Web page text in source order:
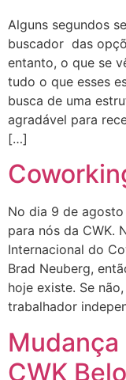
Alguns segundos
buscador das
entanto, o que se
tudo o que esses
busca de uma
agradável para
[…]
No dia 9 de
para nós da CWK.
Internacional do
Brad Neuberg,
hoje existe. Se
trabalhador
CWK